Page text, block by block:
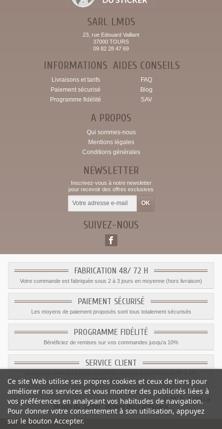
SARL LMDS
23, rue Edouard Vaillant
37000 TOURS
09 82 28 47 69
INFORMATIONS
Livraisons et tarifs
Paiement sécurisé
Programme fidélité
AIDES CONSEILS
FAQ
Blog
SAV
A PROPOS
Qui sommes-nous
Mentions légales
Conditions générales
NEWSLETTER
Inscrivez-vous à notre newsletter
pour recevoir des offres exclusives
SUIVEZ-NOUS
FABRICATION 48/ 72 H
Votre commande est fabriquée sous 2 à 3 jours en moyenne (hors livraison)
PAIEMENT SÉCURISÉ
Les moyens de paiement proposés sont tous totalement sécurisés
PROGRAMME FIDÉLITÉ
Bénéficiez de remises sur vos commandes jusqu'a 10%
SERVICE CLIENT
09.82.28.47.69.
© 2012 - 2026 Le
Monde du Sticker :
stickers déco et muraux
Ce site Web utilise ses propres cookies et ceux de tiers pour
améliorer nos services et vous montrer des publicités liées à
vos préférences en analysant vos habitudes de navigation.
Pour donner votre consentement à son utilisation, appuyez
sur le bouton Accepter.